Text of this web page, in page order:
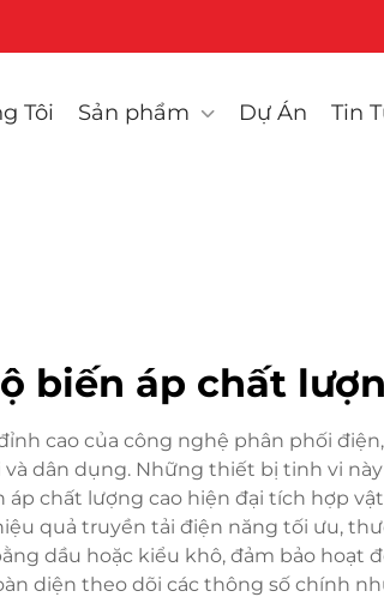
Tôi Sản phẩm Dự Án Tin
biến áp chất
cao của công nghệ phân phối
dân dụng. Những thiết bị tinh vi
áp chất lượng cao hiện đại tích hợp
quả truyền tải điện năng tối ưu,
dầu hoặc kiểu khô, đảm bảo hoạt
diện theo dõi các thông số chính